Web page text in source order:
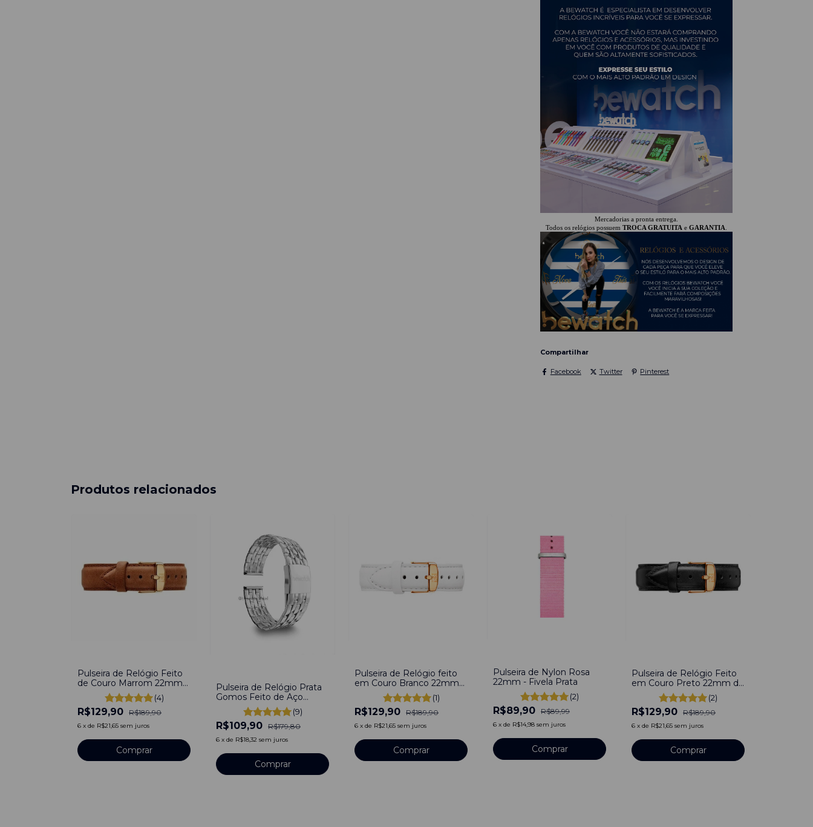
Mercadorias a pronta entrega.
Todos os relógios possuem TROCA GRATUITA e GARANTIA.
Compartilhar
Facebook Twitter Pinterest
Produtos relacionados
Pulseira de Relógio Feito
de Couro Marrom 22mm
de Fivela Com pinos
(4)
R$129,90 R$189,90
6 x de R$21,65 sem juros
Comprar
Pulseira de Relógio Prata
Gomos Feito de Aço
Inoxidável Prata Silver
22mm Com Engate
Rápido
(9)
R$109,90 R$179,80
6 x de R$18,32 sem juros
Comprar
Pulseira de Relógio feito
em Couro Branco 22mm
de Fivela com Pinos
(1)
R$129,90 R$189,90
6 x de R$21,65 sem juros
Comprar
Pulseira de Nylon Rosa
22mm - Fivela Prata
(2)
R$89,90 R$89,99
6 x de R$14,98 sem juros
Comprar
Pulseira de Relógio Feito
em Couro Preto 22mm de
Fivela Com pinos (2)
R$129,90 R$189,90
6 x de R$21,65 sem juros
Comprar